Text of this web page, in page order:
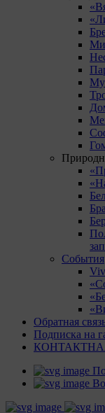
События
Обратная
Подписка на